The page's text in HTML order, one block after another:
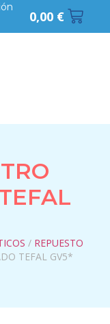
0,00 €
/ REPUESTO
TEFAL GV5*